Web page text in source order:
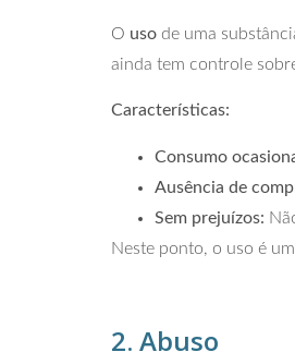
O uso de uma
ainda tem controle
Características:
Consumo
Ausência de
Sem prejuízos:
Neste ponto, o uso é
2. Abuso